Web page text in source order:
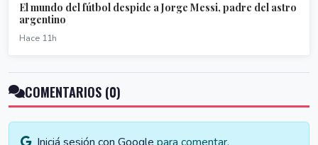
El mundo del fútbol despide a Jorge Messi, padre del astro
argentino
Hace 11h
COMENTARIOS (0)